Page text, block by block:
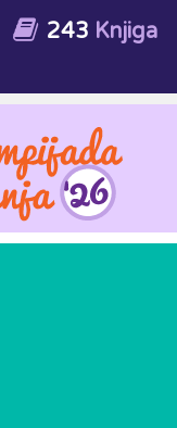
243 Knjiga